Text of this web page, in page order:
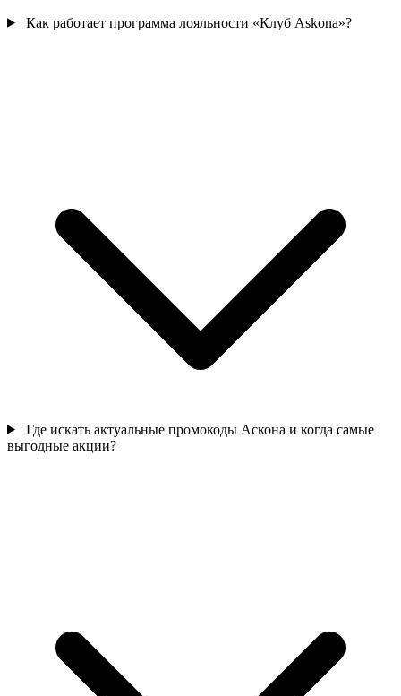
Как работает программа лояльности «Клуб Askona»?
Где искать актуальные промокоды Аскона и когда самые
выгодные акции?